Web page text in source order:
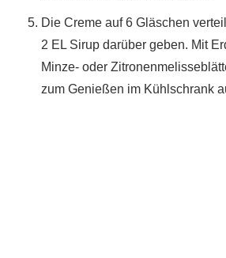
Die Creme auf 6 Gläschen
2 EL Sirup darüber geben. Mit
Minze- oder
zum Genießen im Kühlschrank